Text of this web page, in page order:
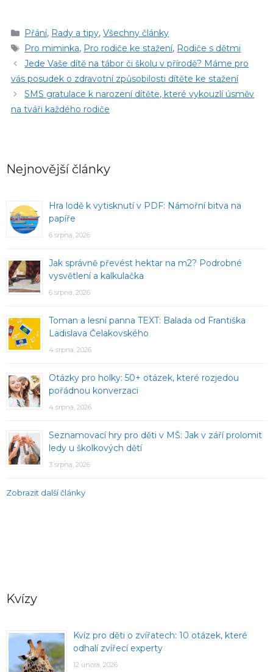
Rubriky
Přání, Rady a tipy,Všechny články
Štítky
Pro miminka, Pro rodiče ke stažení, Rodiče s dětmi
Jede Vaše dítě na tábor či školu v přírodě? Máme pro
vás posudek o zdravotní způsobilosti dítěte ke stažení
SMS gratulace k narození dítěte, které vykouzlí úsměv
na tváři každého rodiče
Nejnovější články
Hra lodě k vytisknutí v PDF: Námořní bitva na
papíře
6 srpna, 2026
Jak správně převést hektar na m2? Podrobné
vysvětlení a kalkulačka
6 srpna, 2026
Toman a lesní panna TEXT: Balada od Františka
Ladislava Čelakovského
4 srpna, 2026
Otázky pro holky: 50+ otázek, které rozjedou
pořádnou konverzaci
4 srpna, 2026
Seznamovací hry pro děti v MŠ: Jak v září prolomit
ledy u školkových dětí
3 srpna, 2026
Zobrazit další články
Kvízy
Kvíz pro děti o zvířatech: 10 otázek, které
odhalí zvířecí experty
12 února, 2026